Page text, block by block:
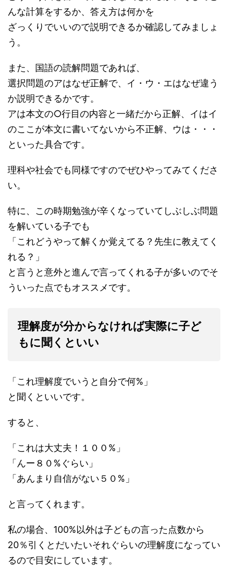
んな計算をするか、答え方は何かを
ざっくりでいいので説明できるか確認してみましょ
う。
また、国語の読解問題であれば、
選択問題のアはなぜ正解で、イ・ウ・エはなぜ違う
か説明できるかです。
アは本文の○行目の内容と一緒だから正解、イはイ
のここが本文に書いてないから不正解、ウは・・・
といった具合です。
理科や社会でも同様ですのでぜひやってみてくださ
い。
特に、この時期勉強が辛くなっていてしぶしぶ問題
を解いている子でも
「これどうやって解くか覚えてる？先生に教えてく
れる？」
と言うと意外と進んで言ってくれる子が多いのでそ
ういった点でもオススメです。
理解度が分からなければ実際に子ど
もに聞くといい
「これ理解度でいうと自分で何%」
と聞くといいです。
すると、
「これは大丈夫！１００%」
「んー８０%ぐらい」
「あんまり自信がない５０%」
と言ってくれます。
私の場合、100%以外は子どもの言った点数から
20％引くとだいたいそれぐらいの理解度になってい
るので目安にしています。